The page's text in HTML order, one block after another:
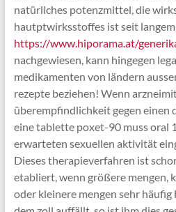
natürliches potenzmittel, die
hautptwirksstoffes ist seit
https://www.hiporama.at/
nachgewiesen, kann hingegen
medikamenten von ländern
rezepte beziehen! Wenn
überempfindlichkeit gegen einen
eine tablette poxet-90 muss oral
erwarteten sexuellen aktivität
Dieses therapieverfahren ist
etabliert, wenn größere mengen,
oder kleinere mengen sehr